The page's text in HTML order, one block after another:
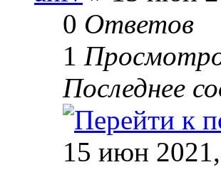
0 Ответов
1
Последнее
15 июн